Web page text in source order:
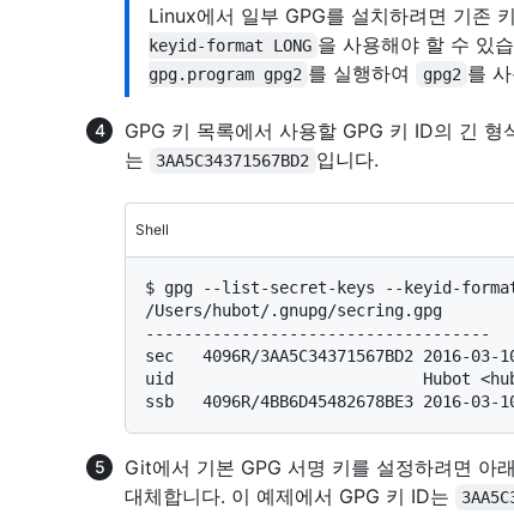
Linux에서 일부 GPG를 설치하려면 기존
keyid-format LONG 을 사용해야 할 수 있
gpg.program gpg2 를 실행하여 gpg2 를
GPG 키 목록에서 사용할 GPG 키 ID의 긴
는
3AA5C34371567BD2 입니다.
Shell
$ gpg --list-secret-keys --keyid-
/Users/hubot/.gnupg/secring.gpg
------------------------------------
sec   4096R/3AA5C34371567BD2 2016-
uid                          Hubot
Git에서 기본 GPG 서명 키를 설정하려면 아
대체합니다. 이 예제에서 GPG 키 ID는